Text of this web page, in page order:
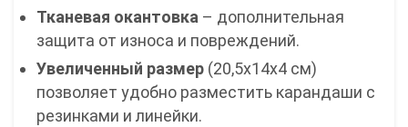
Тканевая окантовка – дополнительная
защита от износа и повреждений.
Увеличенный размер (20,5х14х4 см)
позволяет удобно разместить карандаши с
резинками и линейки.